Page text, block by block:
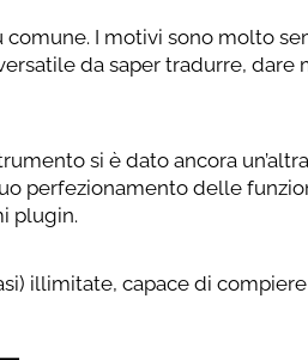
comune. I motivi sono molto
da saper tradurre, dare
si è dato ancora
perfezionamento delle
plugin.
illimitate, capace di